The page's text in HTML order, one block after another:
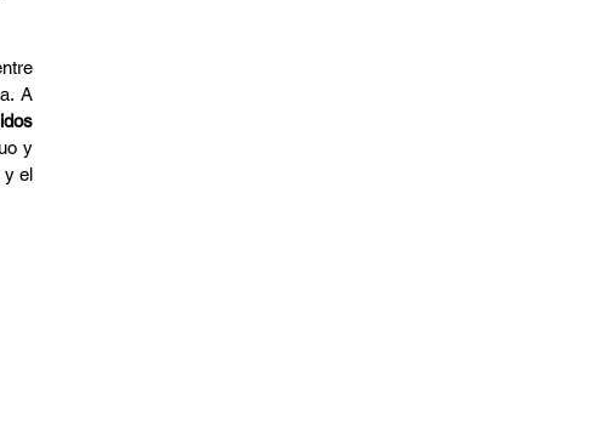
A
y
y el